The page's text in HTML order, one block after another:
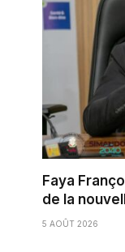
Faya
de la
5 AOÛT 2026